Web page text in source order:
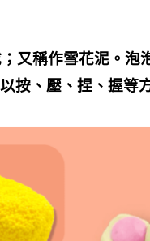
又稱作雪花泥。泡
按、壓、捏、握等